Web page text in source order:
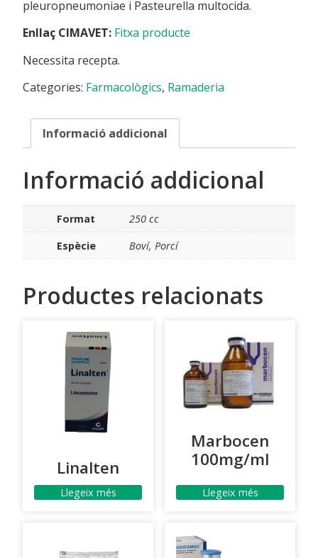
pleuropneumoniae i Pasteurella multocida.
Enllaç CIMAVET: Fitxa producte
Necessita recepta.
Categories: Farmacològics, Ramaderia
Informació addicional
Informació addicional
Format
250 cc
Espècie
Boví, Porcí
Productes relacionats
Linalten
Llegeix més
Marbocen
100mg/ml
Llegeix més